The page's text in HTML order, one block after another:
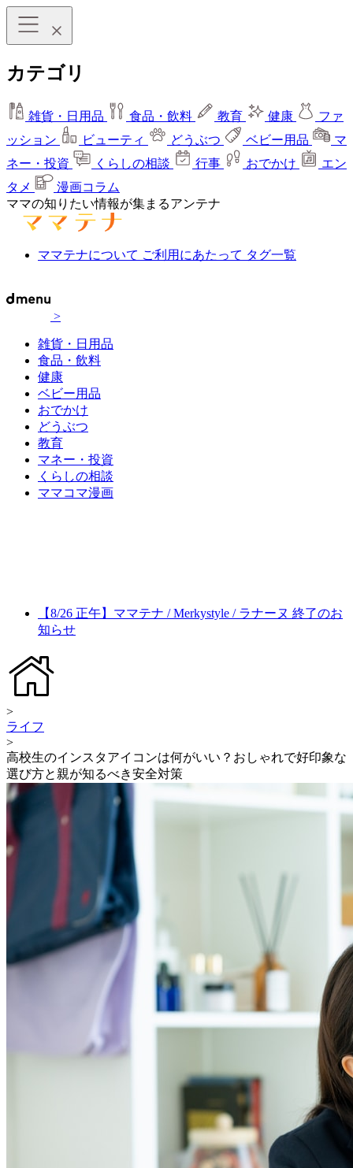
カテゴリ
雑貨・日用品 食品・飲料 教育 健康
ファ
ッション
ビューティ どうぶつ ベビー用品
マ
ネー・投資
くらしの相談 行事 おでかけ
エン
タメ
漫画コラム
ママの知りたい情報が集まるアンテナ
ママテナについて ご利用にあたって タグ一覧
>
雑貨・日用品
食品・飲料
健康
ベビー用品
おでかけ
どうぶつ
教育
マネー・投資
くらしの相談
ママコマ漫画
【8/26 正午】ママテナ / Merkystyle / ラナーヌ 終了のお
知らせ
>
ライフ
>
高校生のインスタアイコンは何がいい？おしゃれで好印象な
選び方と親が知るべき安全対策